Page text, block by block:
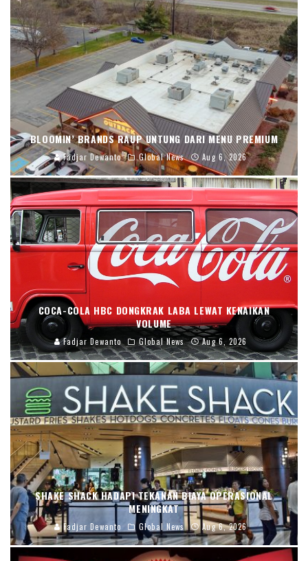
BLOOMIN’ BRANDS RAUP UNTUNG DARI MENU PREMIUM
Fadjar Dewanto Global News Aug 6, 2026
COCA-COLA HBC DONGKRAK LABA LEWAT KENAIKAN
VOLUME
Fadjar Dewanto Global News Aug 6, 2026
SHAKE SHACK HADAPI TEKANAN BIAYA OPERASIONAL
MENINGKAT
Fadjar Dewanto Global News Aug 6, 2026